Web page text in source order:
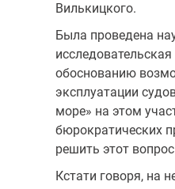
Вилькицкого.
Была проведена
обоснованию
эксплуатации
море» на этом
бюрократических
решить этот
Кстати говоря, на